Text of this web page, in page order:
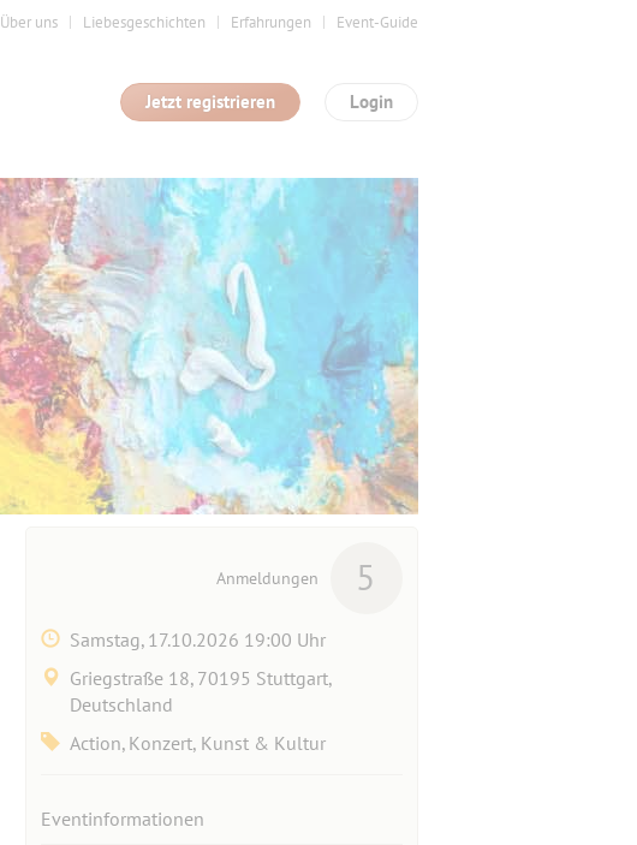
Über uns Liebesgeschichten Erfahrungen Event-Guide
Login
Jetzt registrieren
Anmeldungen 5
Samstag, 17.10.2026 19:00 Uhr
Griegstraße 18, 70195 Stuttgart,
Deutschland
Action, Konzert, Kunst & Kultur
Eventinformationen